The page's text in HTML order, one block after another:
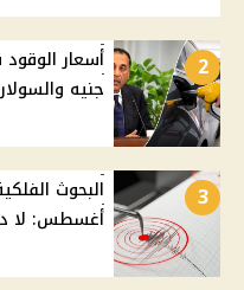
2
جنيه والسولار بـ20.50
3
أغسطس: لا